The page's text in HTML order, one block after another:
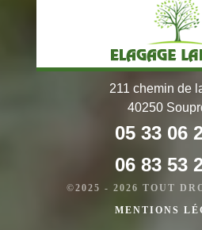
211 chemin de
40250
05 33 06
06 83 53
©2025 - 2026 TOUT
MENTIONS